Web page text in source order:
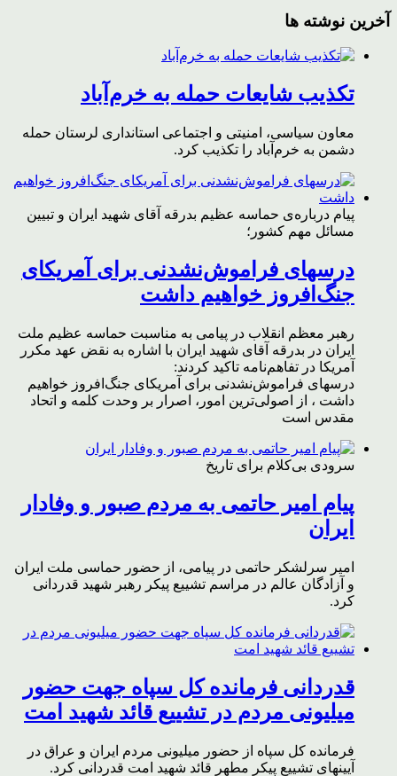
آخرین نوشته ها
تکذیب شایعات حمله به خرم‌آباد
معاون سیاسی، امنیتی و اجتماعی استانداری لرستان حمله
دشمن به خرم‌آباد را تکذیب کرد.
پیام درباره‌ی حماسه عظیم بدرقه آقای شهید ایران و تبیین
مسائل مهم کشور؛
درسهای فراموش‌نشدنی برای آمریکای
جنگ‌افروز خواهیم داشت
رهبر معظم انقلاب در پیامی به مناسبت حماسه عظیم ملت
ایران در بدرقه آقای شهید ایران با اشاره به نقض عهد مکرر
آمریکا در تفاهم‌نامه تاکید کردند:
درسهای فراموش‌نشدنی برای آمریکای جنگ‌افروز خواهیم
داشت ، از اصولی‌ترین امور، اصرار بر وحدت کلمه و اتحاد
مقدس است
سرودی بی‌کلام برای تاریخ
پیام امیر حاتمی به مردم صبور و وفادار
ایران
امیر سرلشکر حاتمی در پیامی، از حضور حماسی ملت ایران
و آزادگان عالم در مراسم تشییع پیکر رهبر شهید قدردانی
کرد.
قدردانی فرمانده کل سپاه جهت حضور
میلیونی مردم در تشییع قائد شهید امت
فرمانده کل سپاه از حضور میلیونی مردم ایران و عراق در
آیینهای تشییع پیکر مطهر قائد شهید امت قدردانی کرد.